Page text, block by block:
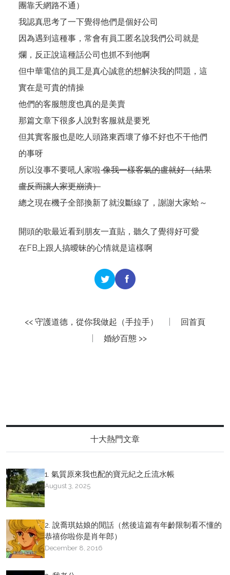
團靠夭網路不通）
我認真思考了一下覺得他們是個好公司
因為遇到這種事，常會有員工匿名說我們公司就是
爛，反正說這種話公司也抓不到他啊
但中華電信的員工是真心誠意的想解決我的問題，這
實在是可貴的情操
他們的客服態度也真的是美賣
那篇文章下很多人說對客服就是要兇
但其實客服也是吃人頭路東西壞了修不好也不干他們
的事呀
所以沒事不要吼人家啦像我一樣客氣的盧就好 （結果
盧反而讓人家更崩潰）
總之現在機子全部換新了就沒斷線了，謝謝大家蛤～
開頭的歌最近看到朋友一直貼，聽久了覺得好可愛
在FB上跟人搞曖昧的心情就是這樣啊
<< 守護道德，從你我做起（手拉手）
回首頁
婚紗百態 >>
十大熱門文章
1. 氣質原來我也配的寶元紀之丘流水帳
August 3, 2025
2. 說喬琪姑娘的閒話（然後這篇有年齡限制看不懂的
恭禧你啦你是肖年郎）
December 8, 2016